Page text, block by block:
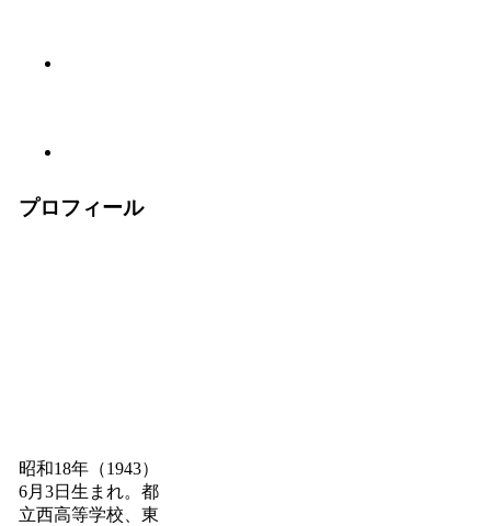
プロフィール
昭和18年（1943）
6月3日生まれ。都
立西高等学校、東